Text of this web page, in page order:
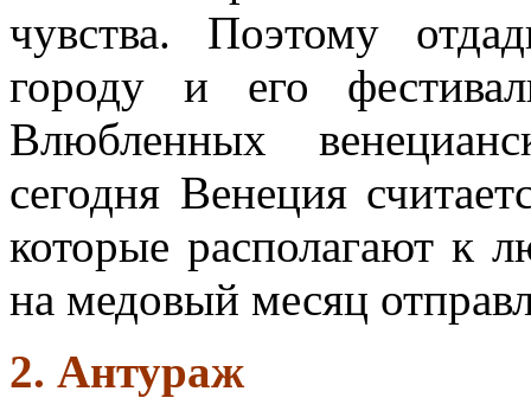
чувства. Поэтому
городу и его
Влюбленных
сегодня Венеция
которые располагают к
на медовый месяц
2. Антураж